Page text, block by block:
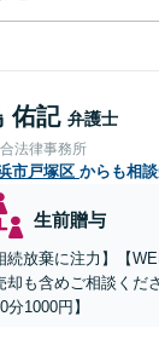
佑記 弁護士
法律事務所
市戸塚区 からも相
生前贈与
続放棄に注力】【
却も含めご相談くだ
分1000円】